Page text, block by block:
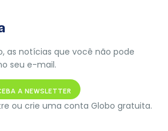
as notícias que você não pode
seu e-mail.
A NEWSLETTER
ou crie uma conta Globo gratuita.